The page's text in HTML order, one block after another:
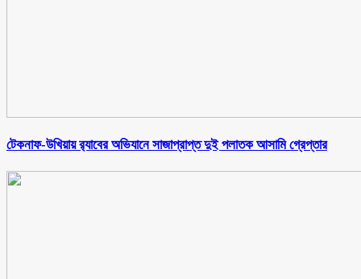
টেকনাফ-উখিয়ায় র‌্যাবের অভিযানে সাজাপ্রাপ্ত দুই পলাতক আসামি গ্রেপ্তার